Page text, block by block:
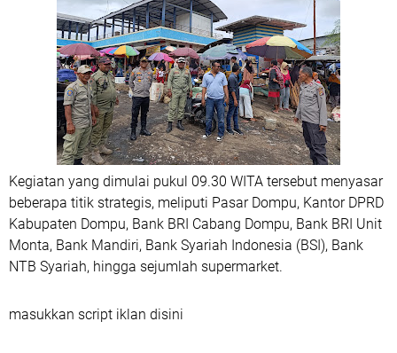
Kegiatan yang dimulai pukul 09.30 WITA tersebut menyasar
beberapa titik strategis, meliputi Pasar Dompu, Kantor DPRD
Kabupaten Dompu, Bank BRI Cabang Dompu, Bank BRI Unit
Monta, Bank Mandiri, Bank Syariah Indonesia (BSI), Bank
NTB Syariah, hingga sejumlah supermarket.
masukkan script iklan disini